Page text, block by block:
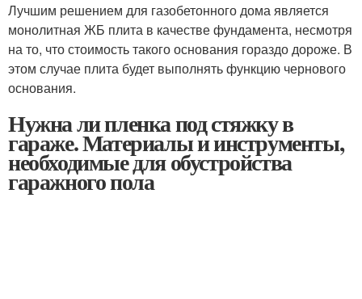
Лучшим решением для газобетонного дома является
монолитная ЖБ плита в качестве фундамента, несмотря
на то, что стоимость такого основания гораздо дороже. В
этом случае плита будет выполнять функцию чернового
основания.
Нужна ли пленка под стяжку в
гараже. Материалы и инструменты,
необходимые для обустройства
гаражного пола